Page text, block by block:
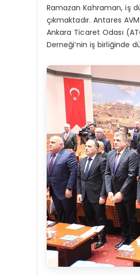
Ramazan Kahraman, iş
çıkmaktadır. Antares
Ankara Ticaret Odası
Derneği’nin iş birliğinde